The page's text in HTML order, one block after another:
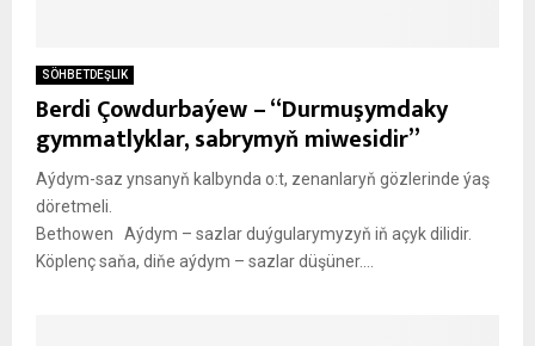
SÖHBETDEŞLIK
Berdi Çowdurbaýew – “Durmuşymdaky
gymmatlyklar, sabrymyň miwesidir”
Aýdym-saz ynsanyň kalbynda o:t, zenanlaryň gözlerinde ýaş
döretmeli.
Bethowen Aýdym – sazlar duýgularymyzyň iň açyk dilidir.
Köplenç saňa, diňe aýdym – sazlar düşüner....